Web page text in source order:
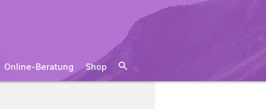
Online-Beratung Shop